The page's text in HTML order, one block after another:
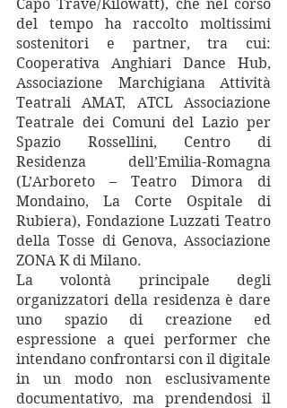
Capo Trave/Kilowatt), che nel corso
del tempo ha raccolto moltissimi
Cooperativa Anghiari Dance Hub
Associazione Marchigiana Attività
Teatrali AMAT, ATCL
Associazione
Teatrale dei Comuni del Lazio
Spazio Rossellini, Centro di
Residenza dell’Emilia-Romagna
(L’Arboreto – Teatro Dimora di
Mondaino, La Corte Ospitale di
Rubiera), Fondazione Luzzati Teatro
della Tosse di Genova, Associazione
ZONA K di Milano.
La volontà principale degli
organizzatori della residenza è dare
uno spazio di creazione ed
espressione a quei performer che
intendano confrontarsi con il digitale
in un modo non esclusivamente
documentativo, ma prendendosi il